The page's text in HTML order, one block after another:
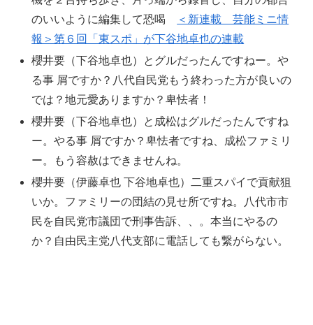
のいいように編集して恐喝
＜新連載 芸能ミニ情
報＞第６回「東スポ」が下谷地卓也の連載
櫻井要（下谷地卓也）とグルだったんですねー。や
る事 屑ですか？八代自民党もう終わった方が良いの
では？地元愛ありますか？卑怯者！
櫻井要（下谷地卓也）と成松はグルだったんですね
ー。やる事 屑ですか？卑怯者ですね、成松ファミリ
ー。もう容赦はできませんね。
櫻井要（伊藤卓也 下谷地卓也）二重スパイで貢献狙
いか。ファミリーの団結の見せ所ですね。八代市市
民を自民党市議団で刑事告訴、、。本当にやるの
か？自由民主党八代支部に電話しても繋がらない。